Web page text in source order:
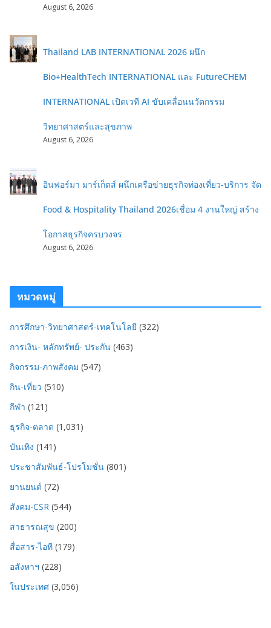
August 6, 2026
Thailand LAB INTERNATIONAL 2026 ผนึก
Bio+HealthTech INTERNATIONAL และ FutureCHEM
INTERNATIONAL เปิดเวที AI ขับเคลื่อนนวัตกรรม
วิทยาศาสตร์และสุขภาพ
August 6, 2026
อินฟอร์มา มาร์เก็ตส์ ผนึกเครือข่ายธุรกิจท่องเที่ยว-บริการ จัด
Food & Hospitality Thailand 2026เชื่อม 4 งานใหญ่ สร้าง
โอกาสธุรกิจครบวงจร
August 6, 2026
หมวดหมู่
การศึกษา-วิทยาศาสตร์-เทคโนโลยี (322)
การเงิน- หลักทรัพย์- ประกัน (463)
กิจกรรม-ภาพสังคม (547)
กิน-เที่ยว (510)
กีฬา (121)
ธุรกิจ-ตลาด (1,031)
บันเทิง (141)
ประชาสัมพันธ์-โปรโมชั่น (801)
ยานยนต์ (72)
สังคม-CSR (544)
สาธารณสุข (200)
สื่อสาร-ไอที (179)
อสังหาฯ (228)
ในประเทศ (3,056)